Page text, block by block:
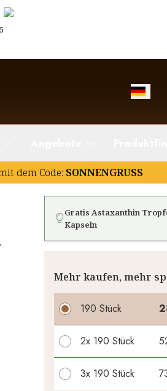
5
dem Code: SONNENGRUSS
Gratis Astaxanthin
Kapseln
Mehr kaufen, mehr
190 Stück
2x 190 Stück
3x 190 Stück